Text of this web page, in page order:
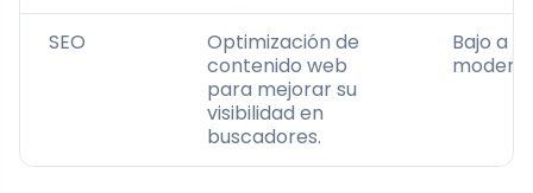
SEO
Optimización de
contenido web
para mejorar su
visibilidad en
buscadores.
Bajo a